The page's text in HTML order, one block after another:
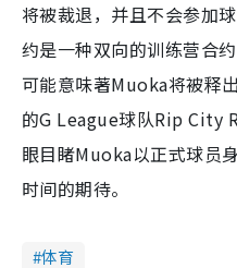
将被裁退，并且不会参加
约是一种双向的训练营合
可能意味著Muoka将被释
的G League球队Rip City
眼目睹Muoka以正式球员
时间的期待。
体育